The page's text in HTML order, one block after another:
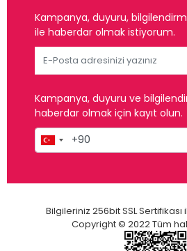
Kampanya, duyuru,
ile haberdar olmak istiyorum.
Kampanya, duyuru ve
haberdar olmak için kayıt olun.
Bilgileriniz 256bit SSL
Copyright © 2022 Tüm